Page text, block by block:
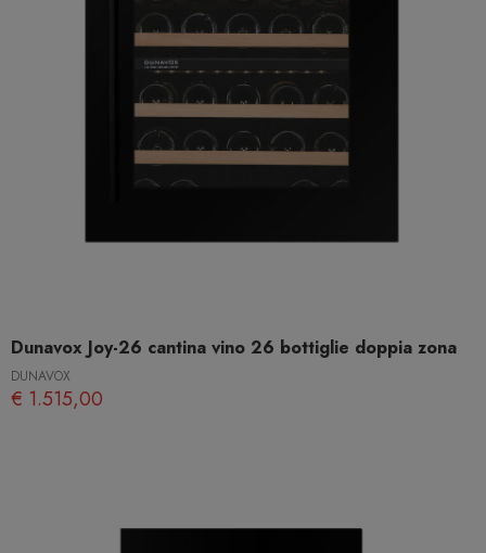
Dunavox Joy-26 cantina vino 26 bottiglie doppia zona
DUNAVOX
€ 1.515,00